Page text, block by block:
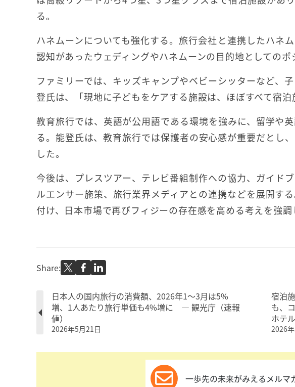
る。
ハネムーンについても強化する。旅行会社と連携したハネ
認知があったウェディングやハネムーンの目的地としてのポ
ファミリーでは、キッズキャンプやベビーシッターなど、
登氏は、「現地に子どもをケアする施設は、ほぼすべて宿泊
教育旅行では、英語が公用語である環境を強みに、留学や
る。能登氏は、教育旅行では保護者の安心感が重要だとし
した。
今後は、プレスツアー、テレビ番組制作への協力、ガイド
ルエンサー施策、旅行業界メディアとの連携などを展開す
付け、日本市場で再びフィジーの存在感を高める考えを強調
Share:
日本人の国内旅行の消費額、2026年1～3月は5%
増、1人あたり旅行単価も4%増に ― 観光庁（速報
値）
2026年5月21日
宿泊
も、
ホテ
2026
一歩先の未来がみえるメルマ